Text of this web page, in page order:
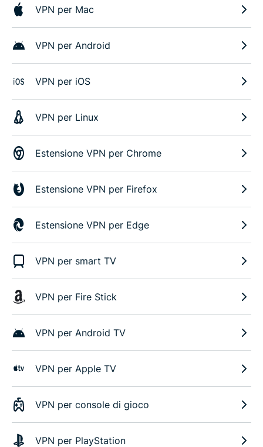
VPN per Mac
VPN per Android
VPN per iOS
VPN per Linux
Estensione VPN per Chrome
Estensione VPN per Firefox
Estensione VPN per Edge
VPN per smart TV
VPN per Fire Stick
VPN per Android TV
VPN per Apple TV
VPN per console di gioco
VPN per PlayStation